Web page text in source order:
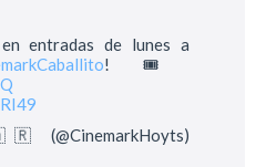
entradas de lunes a
! 🎟️
(@CinemarkHoyts)